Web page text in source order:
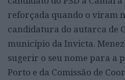
reforçada quando o viram
candidatura do autarca de
município da Invicta.
sugerir o seu nome para a
Porto e da Comissão de